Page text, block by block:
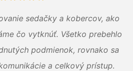
sedačky a kobercov, ako
čo vytknúť. Všetko prebehlo
podmienok, rovnako sa
a celkový prístup.